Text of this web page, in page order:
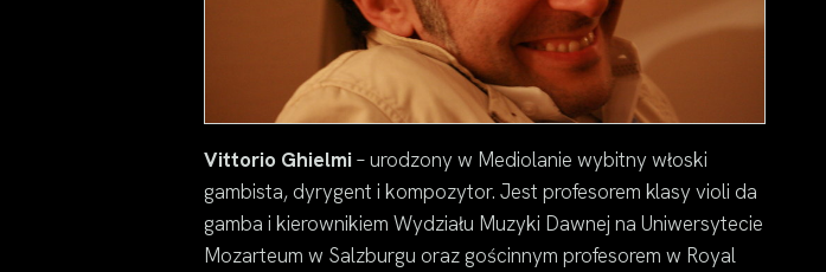
Vittorio Ghielmi– urodzony w Mediolanie wybitny włoski
gambista, dyrygent i kompozytor. Jest profesorem klasy violi da
gamba i kierownikiem Wydziału Muzyki Dawnej na Uniwersytecie
Mozarteum w Salzburgu oraz gościnnym profesorem w Royal